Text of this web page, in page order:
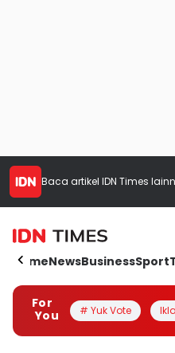
Baca artikel IDN Times
HomeNewsBusinessSport
For
You
# Yuk Vote